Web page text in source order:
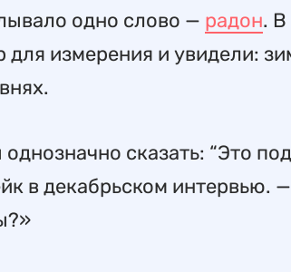
одно слово — радон. В
измерения и увидели:
сказать: “Это
в декабрьском интервью.